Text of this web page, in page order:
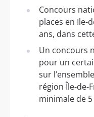
Concours
places en Ile-
ans, dans
Un concours
pour un
sur
région Île-de-
minimale de